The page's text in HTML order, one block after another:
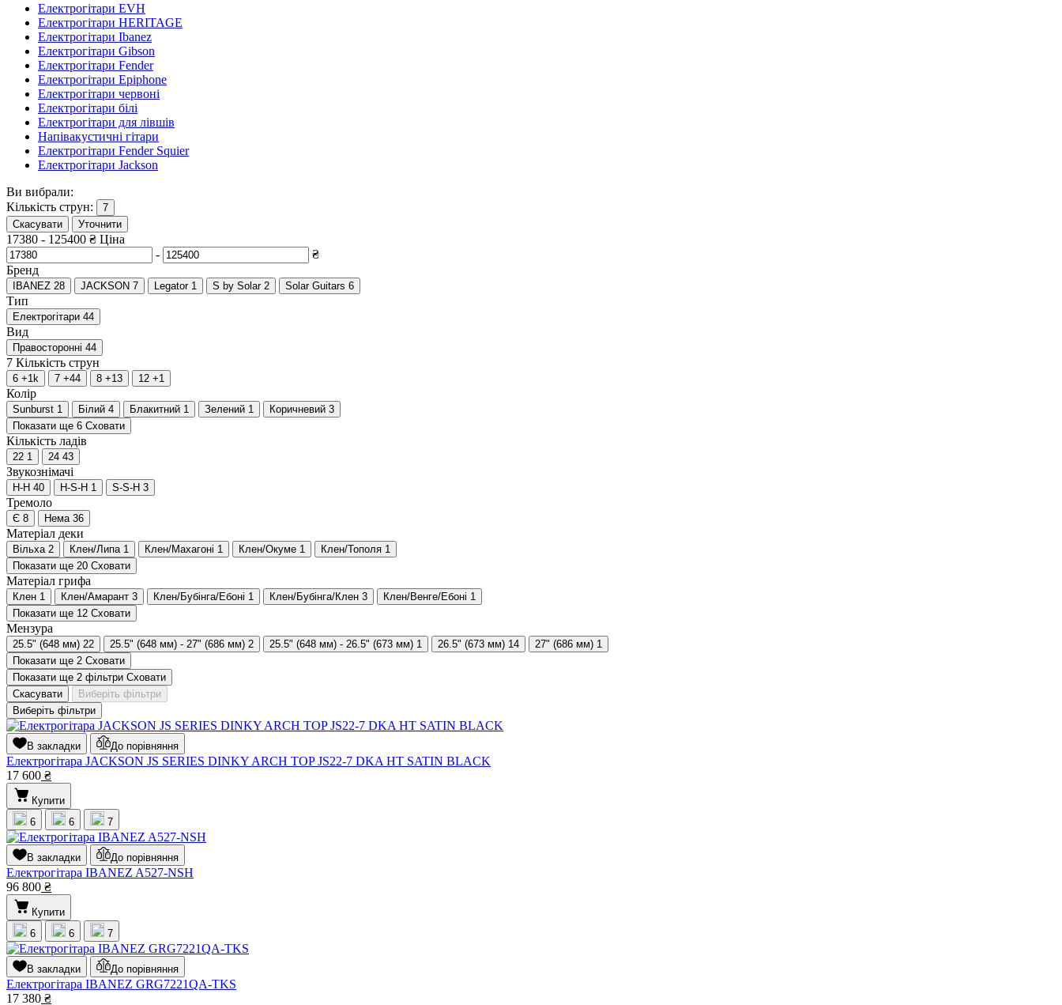
Електрогітари EVH
Електрогітари HERITAGE
Електрогітари Ibanez
Електрогітари Gibson
Електрогітари Fender
Електрогітари Epiphone
Електрогітари червоні
Електрогітари білі
Електрогітари для лівшів
Напівакустичні гітари
Електрогітари Fender Squier
Електрогітари Jackson
Ви вибрали:
Кількість струн:
7
Скасувати
Уточнити
17380 - 125400 ₴ Ціна
-
₴
Бренд
IBANEZ 28 JACKSON 7 Legator 1 S by Solar 2 Solar Guitars 6
Тип
Електрогітари 44
Вид
Правосторонні 44
7 Кількість струн
6 +1 k 7 +44 8 +13 12 +1
Колір
Sunburst 1 Білий 4 Блакитний 1 Зелений 1 Коричневий 3
Показати ще 6 Сховати
Кількість ладів
22 1 24 43
Звукознімачі
H-H 40 H-S-H 1 S-S-H 3
Тремоло
Є 8 Нема 36
Матеріал деки
Вільха 2 Клен/Липа 1 Клен/Махагоні 1 Клен/Окуме 1 Клен/Тополя 1
Показати ще 20 Сховати
Матеріал грифа
Клен 1 Клен/Амарант 3 Клен/Бубінга/Ебоні 1 Клен/Бубінга/Клен 3 Клен/Венге/Ебоні 1
Показати ще 12 Сховати
Мензура
25.5" (648 мм) 22 25.5" (648 мм) - 27" (686 мм) 2 25.5" (648 мм) - 26.5" (673 мм) 1 26.5" (673 мм) 14 27" (686 мм) 1
Показати ще 2 Сховати
Показати ще 2 фільтри Сховати
Скасувати
Виберіть фільтри
Виберіть фільтри
В закладки До порівняння
Електрогітара JACKSON JS SERIES DINKY ARCH TOP JS22-7 DKA HT SATIN BLACK
17 600 ₴
Купити
6
6 7
В закладки До порівняння
Електрогітара IBANEZ A527-NSH
96 800 ₴
Купити
6
6 7
В закладки До порівняння
Електрогітара IBANEZ GRG7221QA-TKS
17 380 ₴